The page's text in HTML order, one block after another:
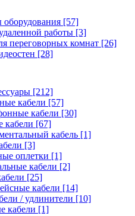
[57]
работы [3]
переговорных комнат [26]
[28]
[212]
кабели [57]
кабели [30]
кабели [67]
кабель [1]
[3]
оплетки [1]
кабели [2]
[25]
кабели [14]
/ удлинители [10]
кабели [1]